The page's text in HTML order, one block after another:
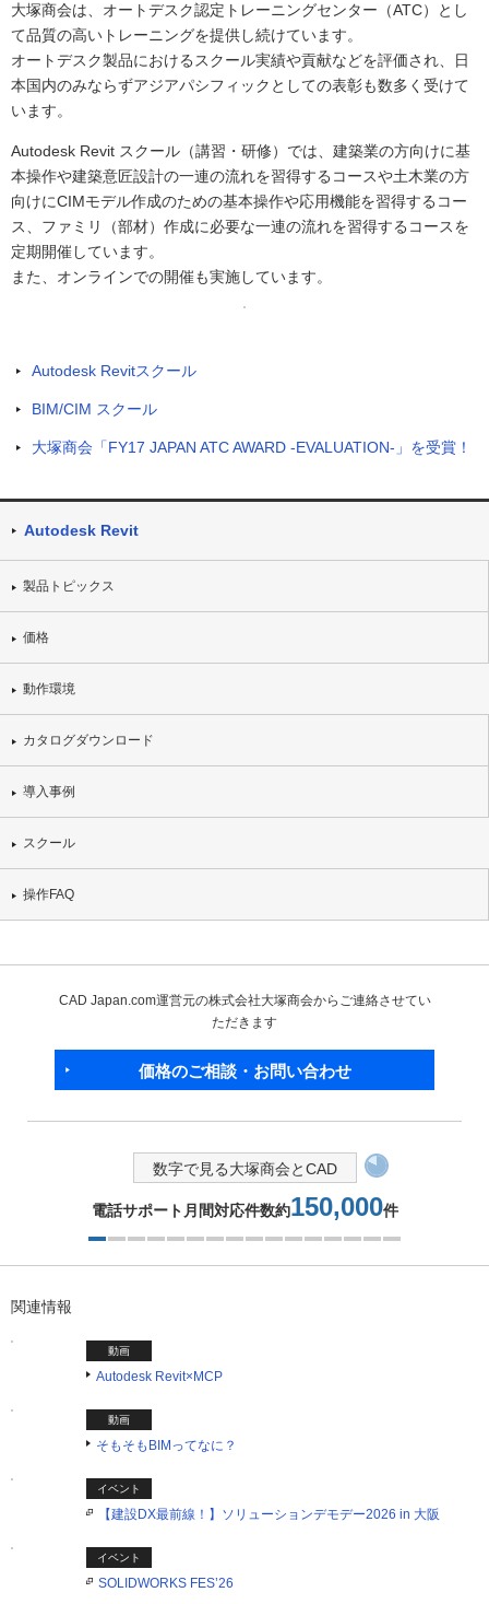
大塚商会は、オートデスク認定トレーニングセンター（ATC）とし
て品質の高いトレーニングを提供し続けています。
オートデスク製品におけるスクール実績や貢献などを評価され、日
本国内のみならずアジアパシフィックとしての表彰も数多く受けて
います。
Autodesk Revit スクール（講習・研修）では、建築業の方向けに基
本操作や建築意匠設計の一連の流れを習得するコースや土木業の方
向けにCIMモデル作成のための基本操作や応用機能を習得するコー
ス、ファミリ（部材）作成に必要な一連の流れを習得するコースを
定期開催しています。
また、オンラインでの開催も実施しています。
Autodesk Revitスクール
BIM/CIM スクール
大塚商会「FY17 JAPAN ATC AWARD -EVALUATION-」を受賞！
Autodesk Revit
製品トピックス
価格
動作環境
カタログダウンロード
導入事例
スクール
操作FAQ
CAD Japan.com運営元の株式会社大塚商会からご連絡させてい
ただきます
価格のご相談・お問い合わせ
数字で見る大塚商会とCAD
電話サポート月間対応件数約150,000件
関連情報
動画
Autodesk Revit×MCP​
動画
そもそもBIMってなに？
イベント
【建設DX最前線！】ソリューションデモデー2026 in 大阪
イベント
SOLIDWORKS FES’26